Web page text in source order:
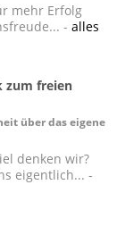
mehr Erfolg
- alles
zum freien
über das eigene
denken wir?
eigentlich... -